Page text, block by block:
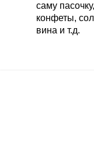
саму
конфеты,
вина и т.д.